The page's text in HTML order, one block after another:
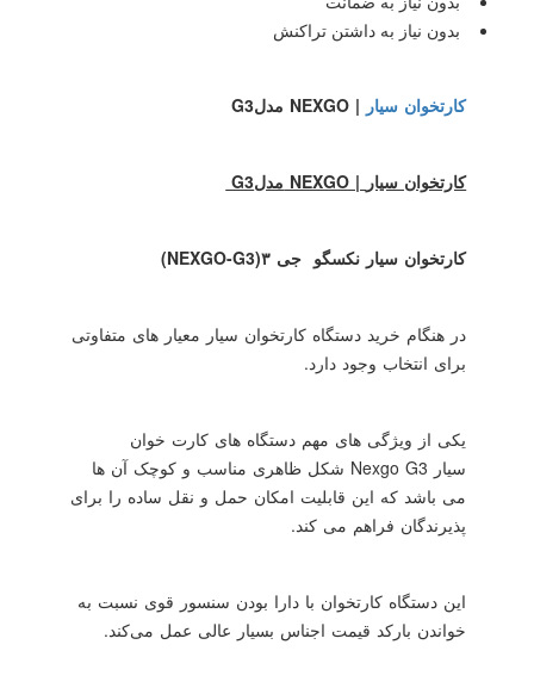
بدون نیاز به داشتن تراکنش
کارتخوان سیار NEXGO | مدلG3
کارتخوان سیار NEXGO | مدلG3
کارتخوان سیار نکسگو جی ۳ (NEXGO-G3)
در هنگام خرید دستگاه کارتخوان سیار معیار های متفاوتی
برای انتخاب وجود دارد.
یکی از ویژگی های مهم دستگاه های کارت خوان
سیار Nexgo G3 شکل ظاهری مناسب و کوچک آن ها
می باشد که این قابلیت امکان حمل و نقل ساده را برای
پذیرندگان فراهم می کند‌.
این دستگاه کارتخوان با دارا بودن سنسور قوی نسبت به
خواندن بارکد قیمت اجناس بسیار عالی عمل می‌کند.